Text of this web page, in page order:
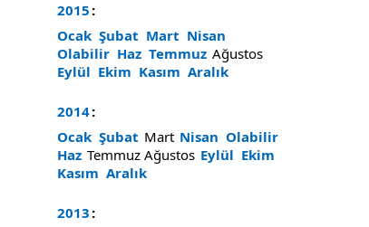
2015 :
Ocak Şubat Mart Nisan
Olabilir Haz Temmuz Ağustos
Eylül Ekim Kasım Aralık
2014:
Ocak Şubat Mart Nisan Olabilir
Haz Temmuz Ağustos Eylül Ekim
Kasım Aralık
2013 :